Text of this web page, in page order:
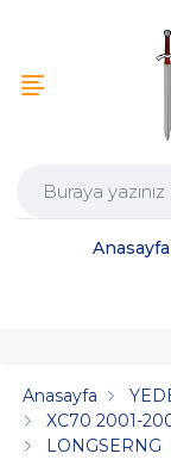
Anasayfa
Anasayfa
XC70 2001-
LONGSERNG